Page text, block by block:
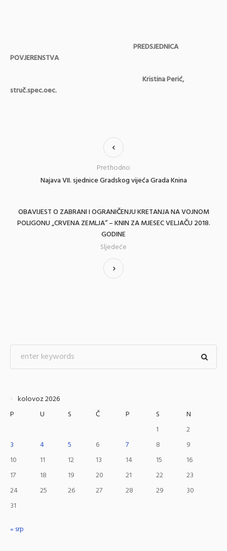
PREDSJEDNICA
POVJERENSTVA
Kristina Perić,
struč.spec.oec.
Najava VII. sjednice Gradskog vijeća Grada Knina
Prethodno
OBAVIJEST O ZABRANI I OGRANIČENJU KRETANJA NA VOJNOM
POLIGONU „CRVENA ZEMLJA“ – KNIN ZA MJESEC VELJAČU 2018.
GODINE
Sljedeće
kolovoz 2026
P
U S Č P S
N
1
2
3
4 5 6 7 8
9
10
11 12 13 14 15
16
17
18 19 20 21 22
23
24
25 26 27 28 29
30
31
« srp